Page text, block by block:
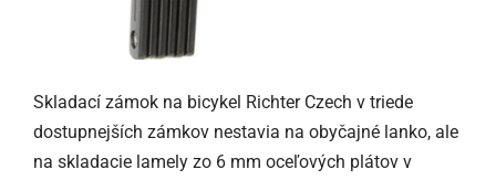
Skladací zámok na bicykel Richter Czech v triede
dostupnejších zámkov nestavia na obyčajné lanko, ale
na skladacie lamely zo 6 mm oceľových plátov v